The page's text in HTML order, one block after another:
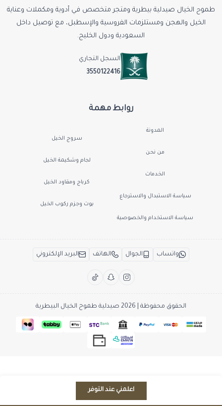
اعلمني عند التوفر
روابط مهمة
المدونة
من نحن
الخدمات
سياسة الاستبدال والاسترجاع
سياسة الاستخدام والخصوصية
سروج الخيل
لجام وشكيمة الخيل
كرباج ومقاود الخيل
بوت وجزم ركوب الخيل
طموح الخيال صيدلية بيطرية ومتجر متخصص في أدوية ومكملات وعناية
الخيل والهجن ومستلزمات الفروسية والإسطبل، مع توصيل داخل
السعودية ودول الخليج.
السجل التجاري
3550122416
واتساب الجوال الهاتف البريد الإلكتروني
الحقوق محفوظة | 2026 صيدلية طموح الخيال البيطرية